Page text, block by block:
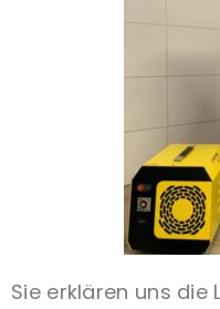
Sie erklären uns die